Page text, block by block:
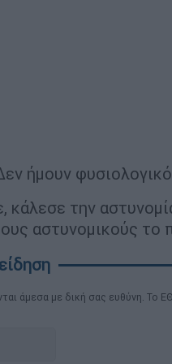
ήμουν
κάλεσε την
αστυνομικούς
άμεσα με δική σας ευθύνη. Το